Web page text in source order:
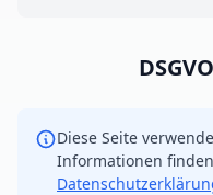
Diese Seite
Informationen